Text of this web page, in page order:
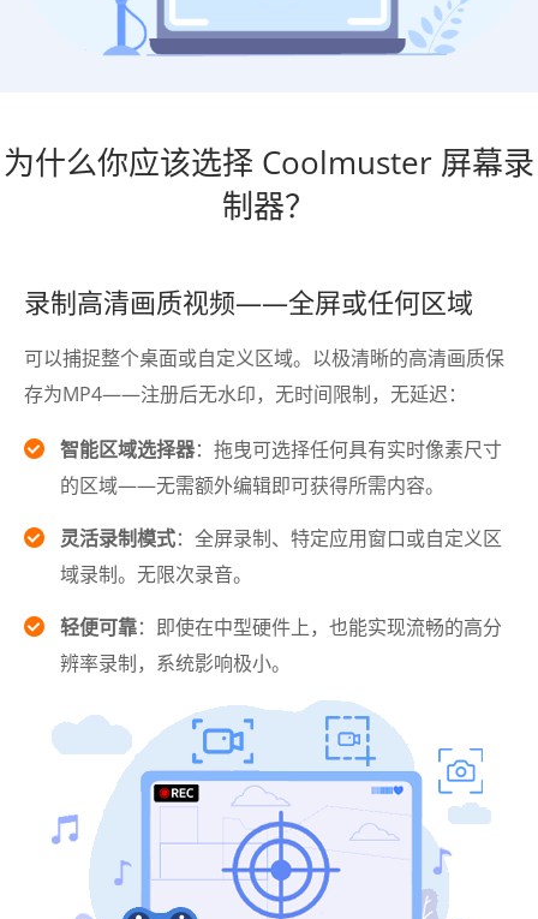
为什么你应该选择 Coolmuster 屏幕录
制器？
录制高清画质视频——全屏或任何区域
可以捕捉整个桌面或自定义区域。以极清晰的高清画质保
存为MP4——注册后无水印，无时间限制，无延迟：
智能区域选择器：拖曳可选择任何具有实时像素尺寸
的区域——无需额外编辑即可获得所需内容。
灵活录制模式：全屏录制、特定应用窗口或自定义区
域录制。无限次录音。
轻便可靠：即使在中型硬件上，也能实现流畅的高分
辨率录制，系统影响极小。